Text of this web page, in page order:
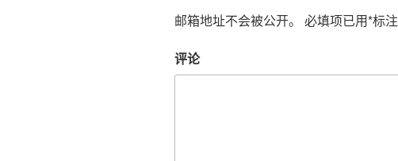
邮箱地址不会被公开。 必填项已用*标注
评论